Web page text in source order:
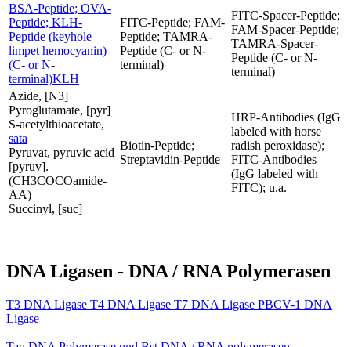
BSA-Peptide; OVA-
Peptide; KLH-
Peptide (keyhole
limpet hemocyanin)
(C- or N-
terminal)KLH
FITC-Peptide; FAM-
Peptide; TAMRA-
Peptide (C- or N-
terminal)
FITC-Spacer-Peptide;
FAM-Spacer-Peptide;
TAMRA-Spacer-
Peptide (C- or N-
terminal)
Azide, [N3]
Pyroglutamate, [pyr]
S-acetylthioacetate,
sata
Pyruvat, pyruvic acid
[pyruv].
(CH3COCOamide-
AA)
Succinyl, [suc]
Biotin-Peptide;
Streptavidin-Peptide
HRP-Antibodies (IgG
labeled with horse
radish peroxidase);
FITC-Antibodies
(IgG labeled with
FITC); u.a.
DNA Ligasen - DNA / RNA Polymerasen
T3 DNA Ligase T4 DNA Ligase T7 DNA Ligase PBCV-1 DNA
Ligase